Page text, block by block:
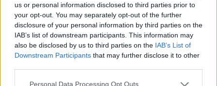
us or personal information disclosed to third parties prior to
your opt-out. You may separately opt-out of the further
disclosure of your personal information by third parties on the
IAB’s list of downstream participants. This information may
also be disclosed by us to third parties on the IAB’s List of
Downstream Participants that may further disclose it to other
Please note that this website/app uses one or more Google
Personal Data Processing Opt Outs
Το νέο ξεκίνημα
Συγκεκριμένα, στις 21 Απριλίου 2025, ο
γνωστόςμουσικόςκαι κλαρινίστας υπέστη
σοβαρό τραυματισμό, με αποτέλεσμα να
χάσει δύο δάχτυλα και να αναγκαστεί να
απομακρυνθεί από τις επαγγελματικές του